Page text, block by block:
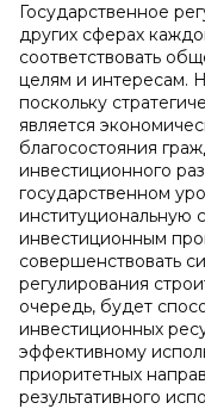
Государственное
других сферах
соответствовать
целям и интересам.
поскольку
является
благосостояния
инвестиционного
государственном
институциональную
инвестиционным
совершенствовать
регулирования
очередь, будет
инвестиционных
эффективному
приоритетных
результативного